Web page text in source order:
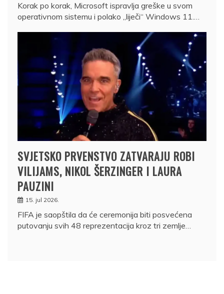
Korak po korak, Microsoft ispravlja greške u svom
operativnom sistemu i polako „liječi“ Windows 11.…
SVJETSKO PRVENSTVO ZATVARAJU ROBI
VILIJAMS, NIKOL ŠERZINGER I LAURA
PAUZINI
15. jul 2026.
FIFA je saopštila da će ceremonija biti posvećena
putovanju svih 48 reprezentacija kroz tri zemlje…